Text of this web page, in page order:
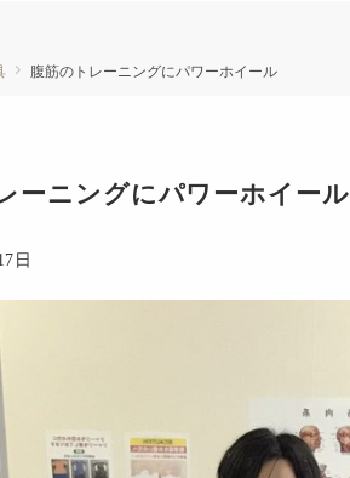
腹筋のトレーニングにパワーホイール
ーニングにパワーホイール
日